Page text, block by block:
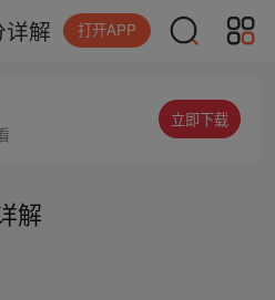
解 打开APP
立即下载
解